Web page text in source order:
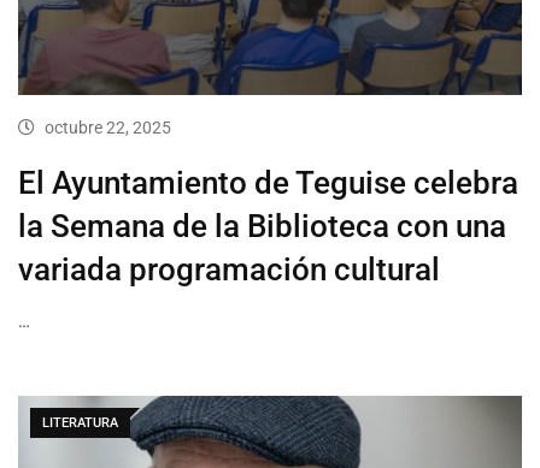
octubre 22, 2025
El Ayuntamiento de Teguise celebra
la Semana de la Biblioteca con una
variada programación cultural
…
LITERATURA